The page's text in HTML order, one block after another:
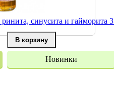
синусита и гайморита
Новинки